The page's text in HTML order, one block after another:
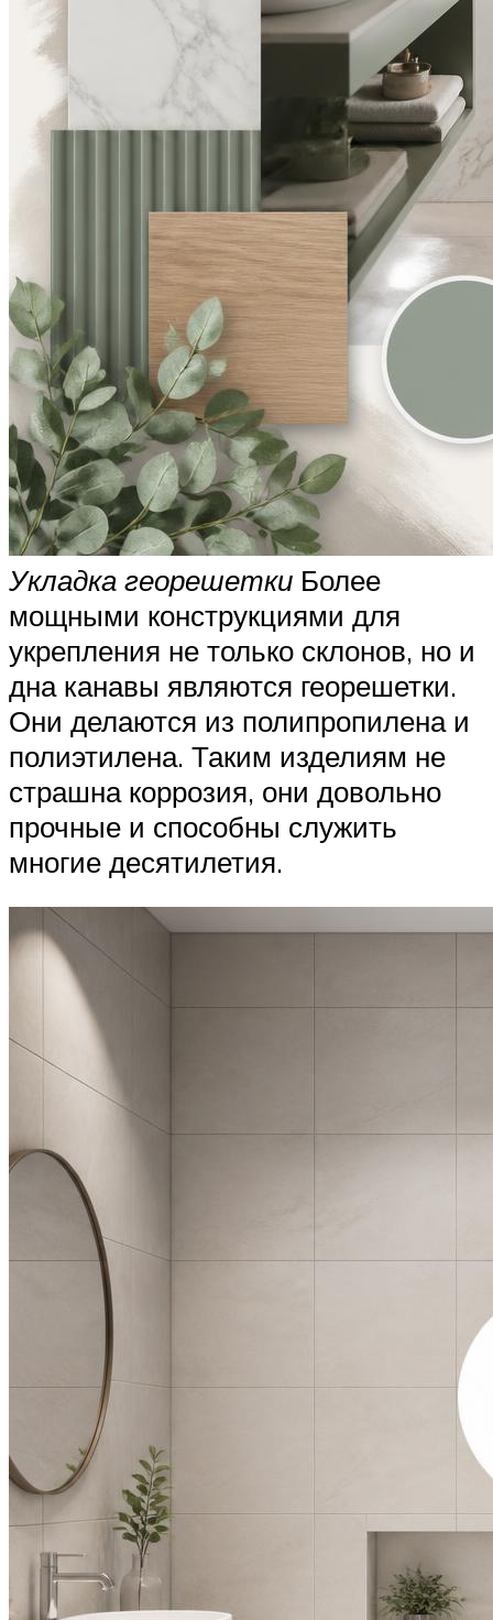
Укладка георешетки Более
мощными конструкциями для
укрепления не только склонов, но и
дна канавы являются георешетки.
Они делаются из полипропилена и
полиэтилена. Таким изделиям не
страшна коррозия, они довольно
прочные и способны служить
многие десятилетия.